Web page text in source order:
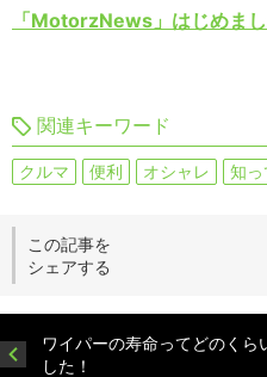
「MotorzNews」はじめまし
関連キーワード
クルマ 便利 オシャレ 知
この記事を
シェアする
ワイパーの寿命ってどのくら
した！